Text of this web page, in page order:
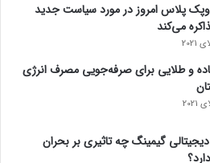
پلاس امروز در مورد سیاست جدید
می‌کند
و طلایی برای صرفه‌جویی مصرف انرژی
گیمینگ چه تاثیری بر بحران